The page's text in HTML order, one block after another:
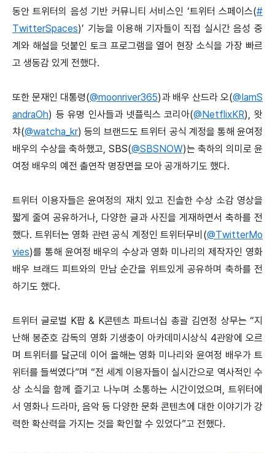
동안 트위터의 음성 기반 커뮤니티 서비스인 ‘트위터 스페이스(#
TwitterSpaces)’ 기능을 이용해 기자들이 직접 실시간 음성 중
계와 해설을 덧붙인 토크 프로그램을 열어 현장 소식을 가장 빠르
고 생동감 있게 전했다.
또한 문재인 대통령(@moonriver365)과 배우 산드라 오(@IamS
andraOh) 등 유명 인사들과 넷플릭스 코리아(@NetflixKR), 왓
챠(@watcha_kr) 등의 브랜드도 트위터 공식 계정을 통해 윤여정
배우의 수상을 축하했고, SBS(@SBSNOW)는 축하의 의미로 윤
여정 배우의 예전 출연작 명장면을 모아 공개하기도 했다.
트위터 이용자들은 윤여정의 재치 있고 진솔한 수상 소감 영상을
짧게 줄여 공유하거나, 다양한 글과 사진을 게재하면서 축하를 전
했다. 트위터는 영화 관련 공식 계정인 트위터무비(@TwitterMo
vies)를 통해 윤여정 배우의 수상과 영화 미나리의 제작자인 영화
배우 브래드 피트와의 만남 순간을 위트있게 공유하며 축하를 전
하기도 했다.
트위터 글로벌 K팝 & K콘텐츠 파트너십 총괄 김연정 상무는 “지
난해 봉준호 감독의 영화 기생충이 아카데미시상식 4관왕에 오르
며 트위터를 달군데 이어 올해는 영화 미나리와 윤여정 배우가 트
위터를 들썩였다”며 “전 세계 이용자들이 실시간으로 역사적인 수
상 소식을 함께 즐기고 나누며 소통하는 시간이었으며, 트위터에
서 영화나 드라마, 음악 등 다양한 문화 콘텐츠에 대한 이야기가 강
력한 확산력을 가지는 것을 확인할 수 있었다”고 전했다.